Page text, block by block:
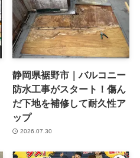
静岡県裾野市｜バルコニー
防水工事がスタート！傷ん
だ下地を補修して耐久性ア
ップ
2026.07.30